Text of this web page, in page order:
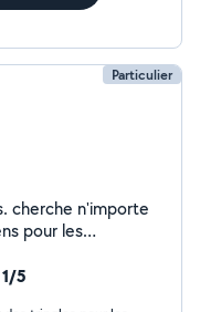
Particulier
cherche n'importe
pour les
5